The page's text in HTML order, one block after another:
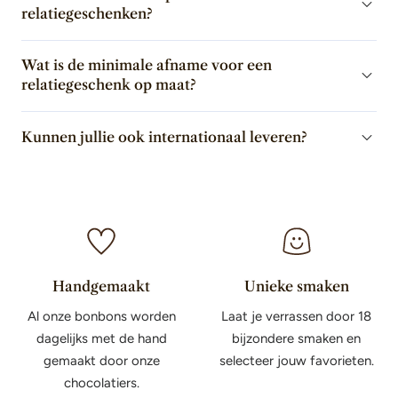
relatiegeschenken?
Wat is de minimale afname voor een
relatiegeschenk op maat?
Kunnen jullie ook internationaal leveren?
Handgemaakt
Al onze bonbons worden
dagelijks met de hand
gemaakt door onze
chocolatiers.
Unieke smaken
Laat je verrassen door 18
bijzondere smaken en
selecteer jouw favorieten.